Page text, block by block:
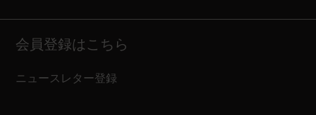
会員登録はこちら
ニュースレター登録